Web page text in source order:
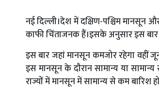
नई दिल्ली।देश में दक्षिण-पश्चिम मानसून
काफी चिंताजनक हैं।इसके अनुसार इस
इस बार जहां मानसून कमजोर रहेगा
इस मानसून के दौरान सामान्य या
राज्यों में मानसून में सामान्य से कम बारिश